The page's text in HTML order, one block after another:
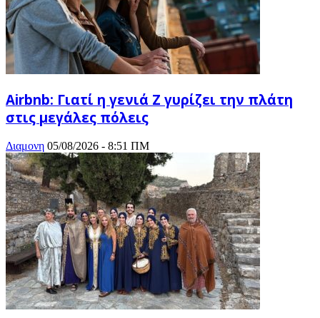
Airbnb: Γιατί η γενιά Z γυρίζει την πλάτη
στις μεγάλες πόλεις
Διαμονη 05/08/2026 - 8:51 ΠΜ